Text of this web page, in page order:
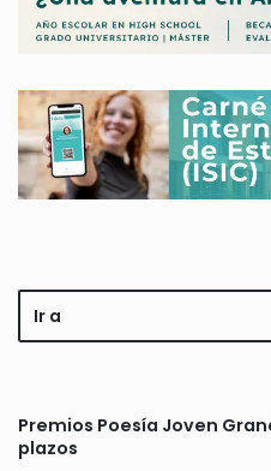
Ir a
Premios Poesía Joven
plazos